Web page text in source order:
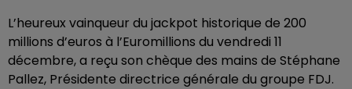
L’heureux vainqueur du jackpot historique de 200
millions d’euros à l’Euromillions du vendredi 11
décembre, a reçu son chèque des mains de Stéphane
Pallez, Présidente directrice générale du groupe FDJ.